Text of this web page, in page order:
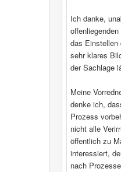
Ich danke,
das
sehr klares
der Sachlage
Meine
denke ich,
Prozess
nicht alle
öffentlich zu
interessiert,
nach